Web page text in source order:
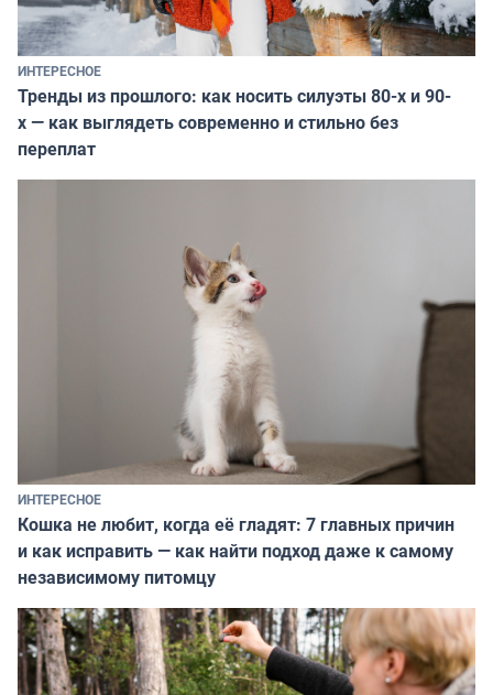
ИНТЕРЕСНОЕ
Тренды из прошлого: как носить силуэты 80-х и 90-
х — как выглядеть современно и стильно без
переплат
ИНТЕРЕСНОЕ
Кошка не любит, когда её гладят: 7 главных причин
и как исправить — как найти подход даже к самому
независимому питомцу